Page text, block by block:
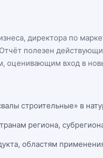
директора по
полезен
оценивающим вход в
строительные» в
региона,
областям